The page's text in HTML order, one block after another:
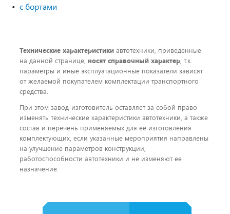
с бортами
Технические характеристики автотехники, приведенные
на данной странице, носят справочный характер, т.к.
параметры и иные эксплуатационные показатели зависят
от желаемой покупателем комплектации транспортного
средства.
При этом завод-изготовитель оставляет за собой право
изменять технические характеристики автотехники, а также
состав и перечень применяемых для ее изготовления
комплектующих, если указанные мероприятия направлены
на улучшение параметров конструкции,
работоспособности автотехники и не изменяют ее
назначение.